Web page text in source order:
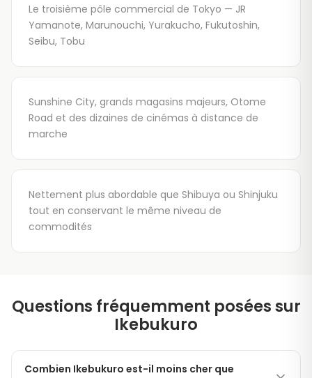
Le troisième pôle commercial de Tokyo — JR
Yamanote, Marunouchi, Yurakucho, Fukutoshin,
Seibu, Tobu
Sunshine City, grands magasins majeurs, Otome
Road et des dizaines de cinémas à distance de
marche
Nettement plus abordable que Shibuya ou Shinjuku
tout en conservant le même niveau de
commodités
Questions fréquemment posées sur
Ikebukuro
Combien Ikebukuro est-il moins cher que